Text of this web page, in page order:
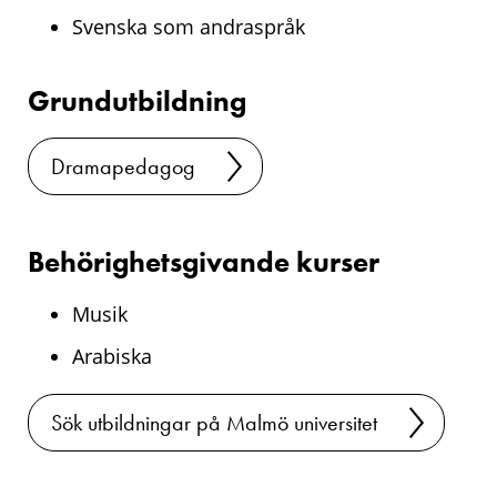
Svenska som andraspråk
Grundutbildning
Dramapedagog
Behörighetsgivande kurser
Musik
Arabiska
Sök utbildningar på Malmö universitet